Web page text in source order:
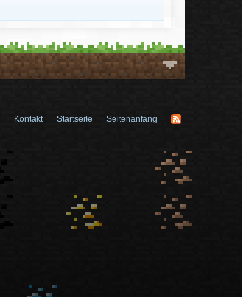
Kontakt Startseite Seitenanfang